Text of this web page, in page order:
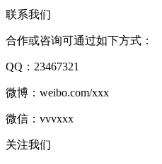
联系我们
合作或咨询可通过如下方式：
QQ：23467321
微博：weibo.com/xxx
微信：vvvxxx
关注我们